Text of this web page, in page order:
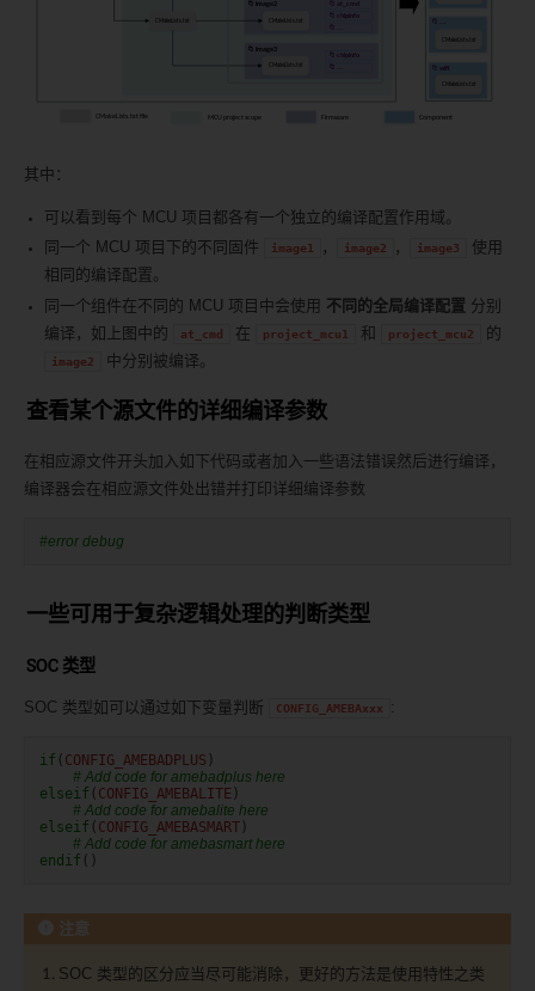
其中：
可以看到每个 MCU 项目都各有一个独立的编译配置作用域。
同一个 MCU 项目下的不同固件
image1 ， image2 ， image3
使用
相同的编译配置。
同一个组件在不同的 MCU 项目中会使用 不同的全局编译配置 分别
编译，如上图中的
at_cmd 在 project_mcu1 和 project_mcu2 的
image2 中分别被编译。
查看某个源文件的详细编译参数
在相应源文件开头加入如下代码或者加入一些语法错误然后进行编译，
编译器会在相应源文件处出错并打印详细编译参数
#error debug
一些可用于复杂逻辑处理的判断类型
SOC 类型
SOC 类型如可以通过如下变量判断 CONFIG_AMEBAxxx :
if CONFIG_AMEBADPLUS )
# Add code for amebadplus here
elseif
CONFIG_AMEBALITE )
# Add code for amebalite here
elseif
CONFIG_AMEBASMART )
# Add code for amebasmart here
endif ()
注意
SOC 类型的区分应当尽可能消除，更好的方法是使用特性之类